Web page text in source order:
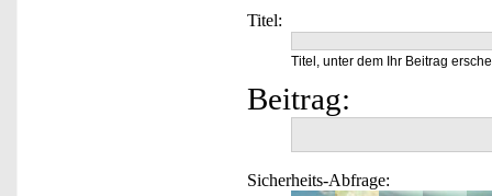
Titel:
Titel, unter dem Ihr Beitrag
Beitrag:
Sicherheits-Abfrage: